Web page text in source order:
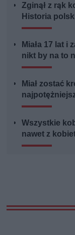
Zginął z rąk
Historia
Miała 17 lat i
nikt by na to
Miał zostać
Wszystkie
nawet z